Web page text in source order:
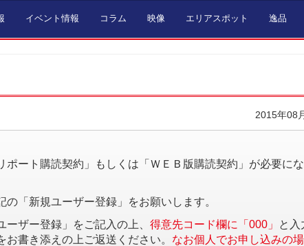
イベント情報 コラム 映像 エリアスポット 逸品
2015年08
ート購読契約」もしくは「ＷＥＢ版購読契約」が必要にな
「新規ユーザー登録」をお願いします。
ザー登録」をご記入の上、 得意先コード欄に「000」
と入
書き添えの上ご返送ください。 なお個人でお申し込みの